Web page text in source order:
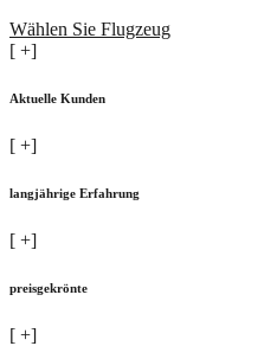
Wählen Sie Flugzeug
[ +]
Aktuelle Kunden
[ +]
langjährige Erfahrung
[ +]
preisgekrönte
[ +]